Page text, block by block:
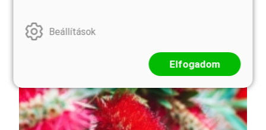
Beállítások
Elfogadom